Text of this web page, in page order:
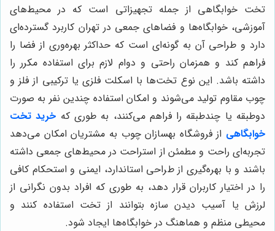
تخت خوابگاهی از جمله تجهیزاتی است که در محیط‌های
آموزشی، خوابگاه‌ها و فضاهای جمعی در تهران کاربرد گسترده‌ای
دارد و طراحی آن به گونه‌ای است که حداکثر بهره‌وری از فضا را
فراهم کند و همزمان راحتی و دوام لازم برای استفاده مکرر را
داشته باشد. این نوع تخت‌ها با اسکلت فلزی یا ترکیبی از فلز و
چوب مقاوم تولید می‌شوند و امکان استفاده چندین نفر به صورت
دوطبقه یا چندطبقه را فراهم می‌کنند، به طوری که خرید تخت
خوابگاهی از فروشگاه بهسازان چوب به مشتریان امکان می‌دهد
تجربه‌ای راحت و مطمئن از استراحت در محیط‌های جمعی داشته
باشند و با بهره‌گیری از طراحی استاندارد، ایمنی و استحکام کافی
را در اختیار کاربران قرار دهد، به طوری که افراد بدون نگرانی از
لرزش یا آسیب دیدن سازه بتوانند از تخت استفاده کنند و
محیطی منظم و هماهنگ در خوابگاه‌ها ایجاد شود.